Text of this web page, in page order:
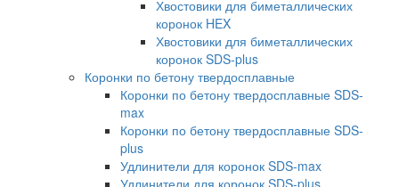
Хвостовики для биметаллических
коронок HEX
Хвостовики для биметаллических
коронок SDS-plus
Коронки по бетону твердосплавные
Коронки по бетону твердосплавные SDS-
max
Коронки по бетону твердосплавные SDS-
plus
Удлинители для коронок SDS-max
Удлинители для коронок SDS-plus